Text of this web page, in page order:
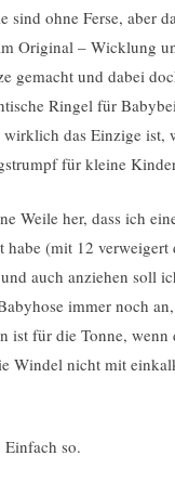
sind ohne Ferse, aber
Original – Wicklung
gemacht und dabei
Ringel für
wirklich das Einzige ist,
für kleine
Weile her, dass ich
habe (mit 12 verweigert
auch anziehen soll
immer noch
ist für die Tonne, wenn
Windel nicht mit
Einfach so.